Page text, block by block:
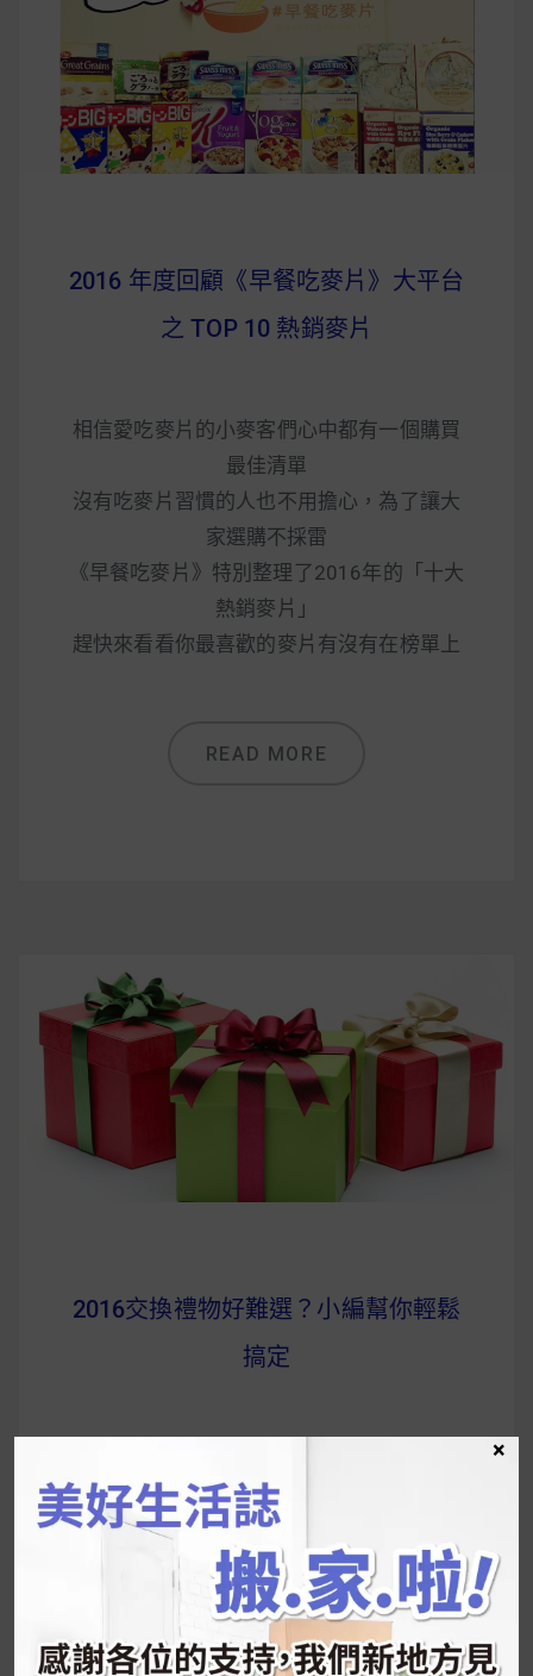
2016 年度回顧《早餐吃麥片》大平台
之 TOP 10 熱銷麥片
相信愛吃麥片的小麥客們心中都有一個購買
最佳清單
沒有吃麥片習慣的人也不用擔心，為了讓大
家選購不採雷
《早餐吃麥片》特別整理了2016年的「十大
熱銷麥片」
趕快來看看你最喜歡的麥片有沒有在榜單上
READ MORE
2016交換禮物好難選？小編幫你輕鬆
搞定
的時候
護手霜、面膜等老掉牙禮物沒新意？
不管300元、500元，還是1000元，覺得交
換禮物很難選嗎？
×